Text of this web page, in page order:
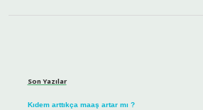
Son Yazılar
Kıdem arttıkça maaş artar mı ?